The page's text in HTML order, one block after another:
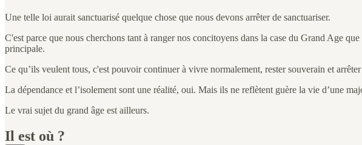
Une telle loi aurait sanctuarisé quelque chose que nous devons arrêter de sanctuariser.
C'est parce que nous cherchons tant à ranger nos concitoyens dans la case du Grand Age
principale.
Ce qu’ils veulent tous, c'est pouvoir continuer à vivre normalement, rester souverain et
La dépendance et l’isolement sont une réalité, oui. Mais ils ne reflètent guère la vie d’une
Le vrai sujet du grand âge est ailleurs.
Il est où ?